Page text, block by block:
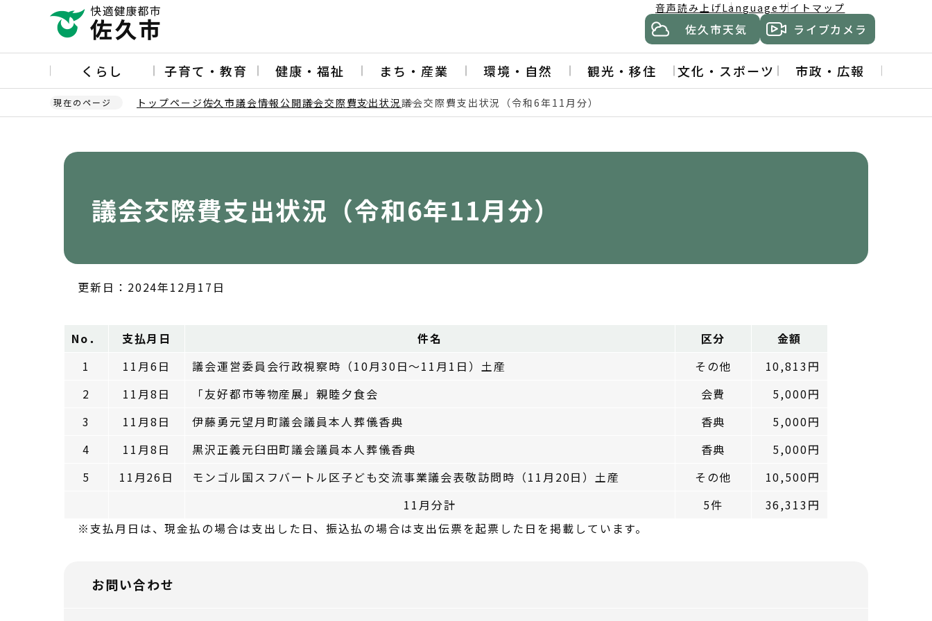
ー
の
音声読み上げLanguage サイトマップ
佐久市天気 ライブカメラ
くらし 子育て・教育 健康・福祉 まち・産業 環境・自然 観光・移住 文化・スポーツ 市政・広報
現在のページ トップページ佐久市議会情報公開議会交際費支出状況議会交際費支出状況（令和6年11月分）
議会交際費支出状況（令和6年11月分）
更新日：2024年12月17日
No． 支払月日 件名 区分
金額
1
11月6日 議会運営委員会行政視察時（10月30日～11月1日）土産 その他
10,813円
2
11月8日 「友好都市等物産展」親睦夕食会 会費
5,000円
3
11月8日 伊藤勇元望月町議会議員本人葬儀香典 香典
5,000円
4
11月8日 黒沢正義元臼田町議会議員本人葬儀香典 香典
5,000円
5
11月26日 モンゴル国スフバートル区子ども交流事業議会表敬訪問時（11月20日）土産 その他
10,500円
11月分計
5件
36,313円
※支払月日は、現金払の場合は支出した日、振込払の場合は支出伝票を起票した日を掲載しています。
お問い合わせ